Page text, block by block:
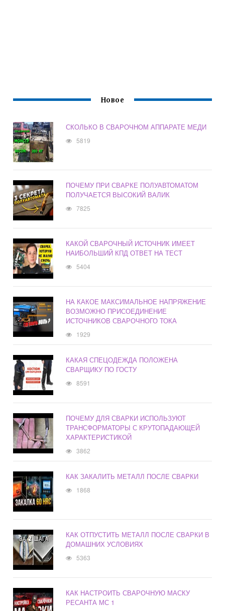
Новое
СКОЛЬКО В СВАРОЧНОМ АППАРАТЕ МЕДИ
5819
ПОЧЕМУ ПРИ СВАРКЕ ПОЛУАВТОМАТОМ
ПОЛУЧАЕТСЯ ВЫСОКИЙ ВАЛИК
7825
КАКОЙ СВАРОЧНЫЙ ИСТОЧНИК ИМЕЕТ
НАИБОЛЬШИЙ КПД ОТВЕТ НА ТЕСТ
5404
НА КАКОЕ МАКСИМАЛЬНОЕ НАПРЯЖЕНИЕ
ВОЗМОЖНО ПРИСОЕДИНЕНИЕ
ИСТОЧНИКОВ СВАРОЧНОГО ТОКА
1929
КАКАЯ СПЕЦОДЕЖДА ПОЛОЖЕНА
СВАРЩИКУ ПО ГОСТУ
8591
ПОЧЕМУ ДЛЯ СВАРКИ ИСПОЛЬЗУЮТ
ТРАНСФОРМАТОРЫ С КРУТОПАДАЮЩЕЙ
ХАРАКТЕРИСТИКОЙ
3862
КАК ЗАКАЛИТЬ МЕТАЛЛ ПОСЛЕ СВАРКИ
1868
КАК ОТПУСТИТЬ МЕТАЛЛ ПОСЛЕ СВАРКИ В
ДОМАШНИХ УСЛОВИЯХ
5363
КАК НАСТРОИТЬ СВАРОЧНУЮ МАСКУ
РЕСАНТА МС 1